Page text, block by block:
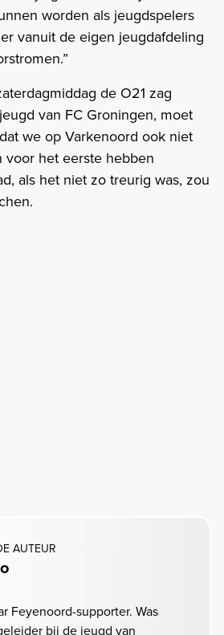
worden als jeugdspelers
vanuit de eigen jeugdafdeling
de O21 zag
van FC Groningen, moet
we op Varkenoord ook niet
het eerste hebben
als het niet zo treurig was, zou
AUTEUR
Feyenoord-supporter. Was
bij de jeugd van